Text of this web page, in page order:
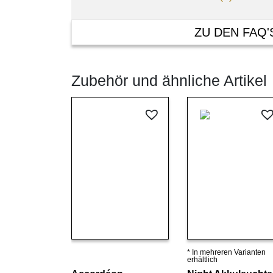
ZU DEN
Zubehör und ähnliche Artikel
Details ansehen
* In mehreren Varianten
erhältlich